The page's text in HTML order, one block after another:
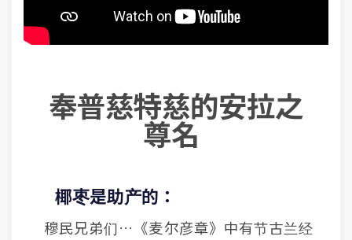
奉普慈特慈的安拉之
尊名
椰枣是助产的：
穆民兄弟们…《麦尔彦章》中有节古兰经